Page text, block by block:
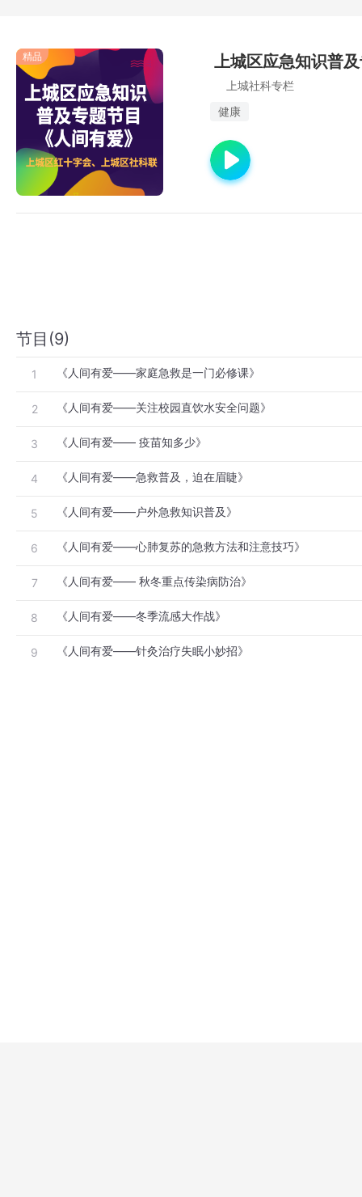
精品 上城区应急知识普
上城社科专栏
健康
节目(9)
1 《人间有爱——家庭急救是一门必修课》
2 《人间有爱——关注校园直饮水安全问题》
3 《人间有爱—— 疫苗知多少》
4 《人间有爱——急救普及，迫在眉睫》
5 《人间有爱——户外急救知识普及》
6 《人间有爱——心肺复苏的急救方法和注意技巧》
7 《人间有爱—— 秋冬重点传染病防治》
8 《人间有爱——冬季流感大作战》
9 《人间有爱——针灸治疗失眠小妙招》